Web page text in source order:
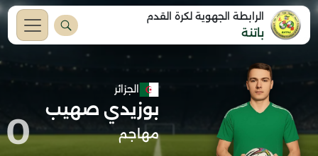
الرابطة الجهوية لكرة القدم
باتنة
الجزائر
بوزيدي صهيب
مهاجم 0